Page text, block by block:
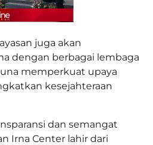
juga akan
dengan berbagai lembaga
memperkuat upaya
kesejahteraan
dan semangat
Irna Center lahir dari